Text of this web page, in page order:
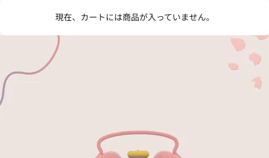
現在、カートには商品が入っていません。